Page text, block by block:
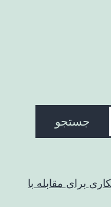
جستجو
برای مقابله با